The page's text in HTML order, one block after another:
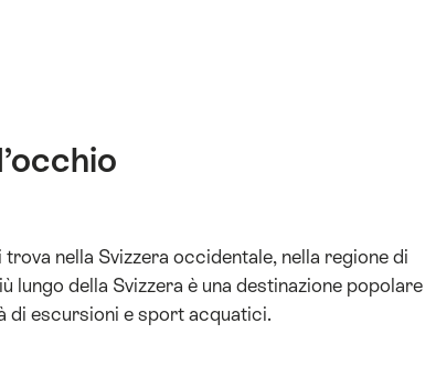
nella Svizzera occidentale, nella regione di
lungo della Svizzera è una destinazione popolare
di escursioni e sport acquatici.